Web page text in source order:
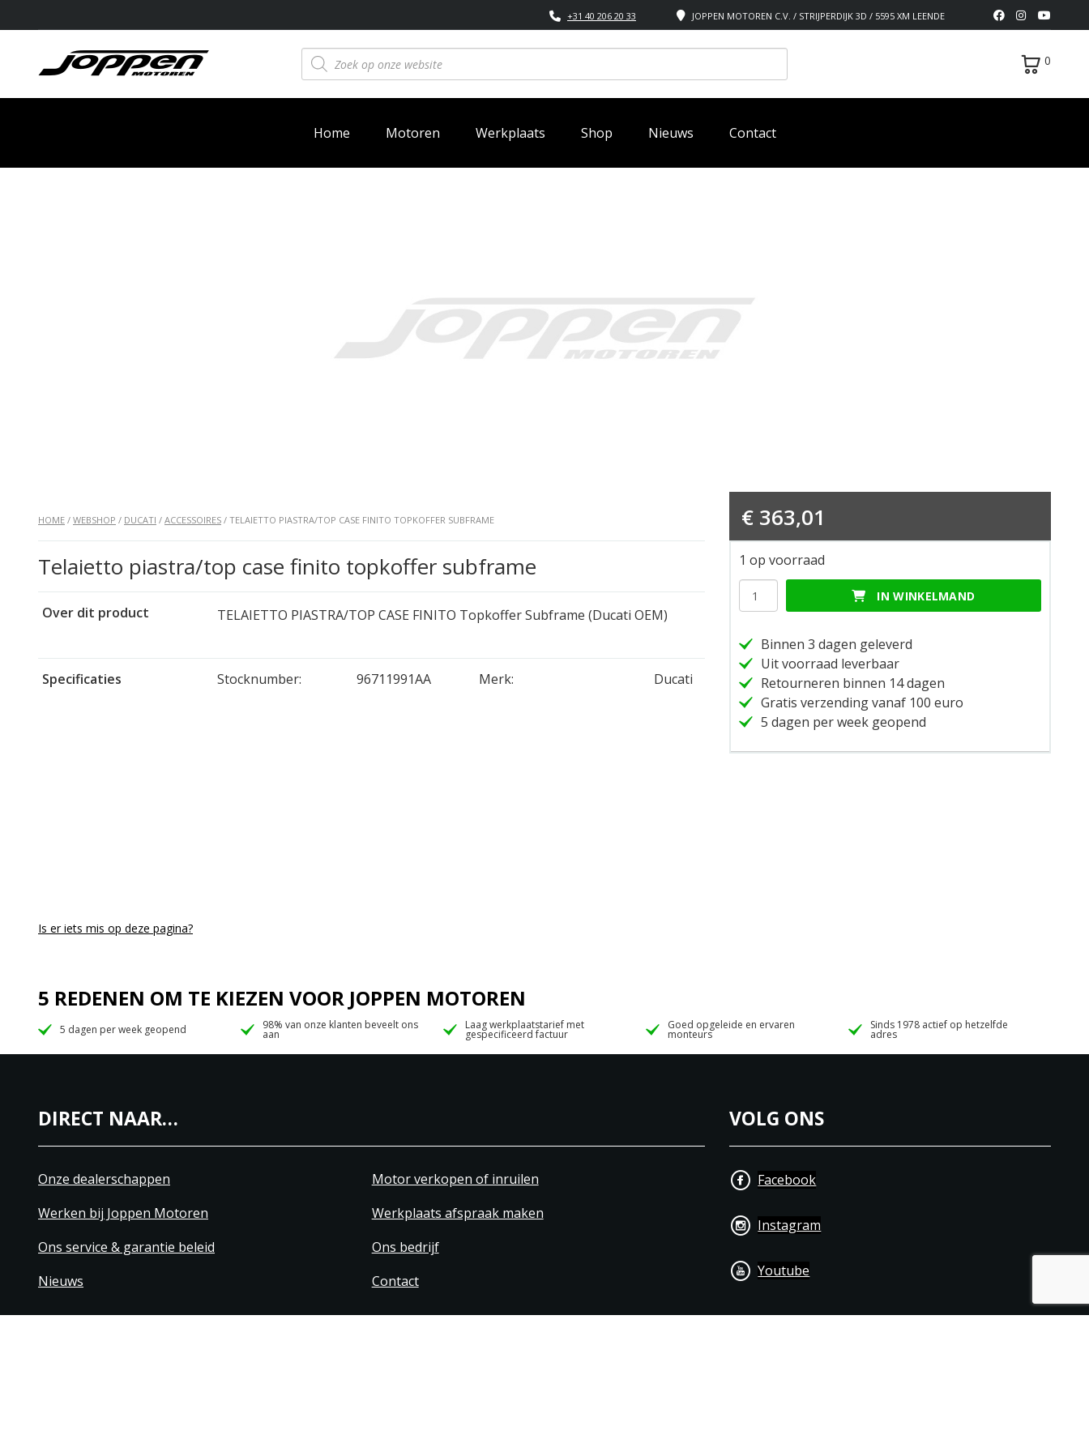
JOPPEN MOTOREN C.V. / STRIJPERDIJK 3D / 5595 XM LEENDE
+31 40 206 20 33
Producten
zoeken 0
Home Motoren Werkplaats Shop Nieuws Contact
HOME / WEBSHOP / DUCATI / ACCESSOIRES / TELAIETTO PIASTRA/TOP CASE FINITO TOPKOFFER SUBFRAME
Telaietto piastra/top case finito topkoffer subframe
Over dit product TELAIETTO PIASTRA/TOP CASE FINITO Topkoffer Subframe (Ducati OEM)
Specificaties Stocknumber: 96711991AA Merk: Ducati
€ 363,01
1 op voorraad
Telaietto
piastra/top
finito
topkoffer
subframe
hoeveelheid
IN WINKELMAND
Binnen 3 dagen geleverd
Uit voorraad leverbaar
Retourneren binnen 14 dagen
Gratis verzending vanaf 100 euro
5 dagen per week geopend
Is er iets mis op deze pagina?
5 REDENEN OM TE KIEZEN VOOR JOPPEN MOTOREN
5 dagen per week geopend 98% van onze klanten beveelt ons
aan
Laag werkplaatstarief met
gespecificeerd factuur
Goed opgeleide en ervaren
monteurs
Sinds 1978 actief op hetzelfde
adres
DIRECT NAAR…
Onze dealerschappen
Motor verkopen of inruilen
Werken bij Joppen Motoren
Werkplaats afspraak maken
Ons service & garantie beleid
Ons bedrijf
Nieuws
Contact
VOLG ONS
Facebook
Instagram
Youtube